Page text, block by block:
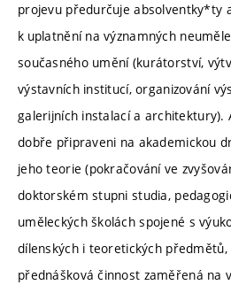
projevu předurčuje absolventky*ty
k uplatnění na významných
současného umění (kurátorství,
výstavních institucí, organizování
galerijních instalací a architektury).
dobře připraveni na akademickou
jeho teorie (pokračování ve
doktorském stupni studia,
uměleckých školách spojené s
dílenských i teoretických předmětů,
přednášková činnost zaměřená na